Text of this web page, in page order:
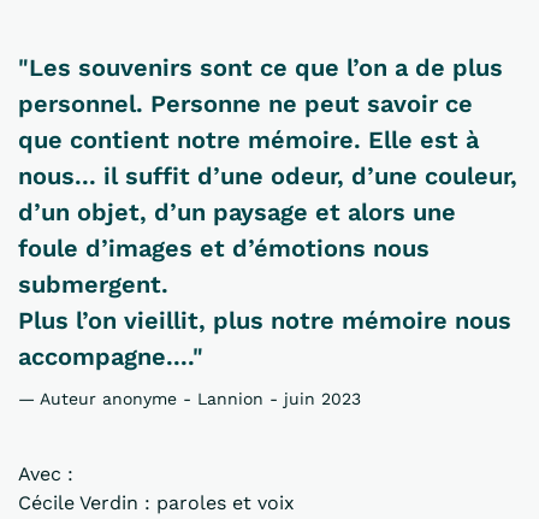
"Les souvenirs sont ce que l’on a de plus
personnel. Personne ne peut savoir ce
que contient notre mémoire. Elle est à
nous... il suffit d’une odeur, d’une couleur,
d’un objet, d’un paysage et alors une
foule d’images et d’émotions nous
submergent.
Plus l’on vieillit, plus notre mémoire nous
accompagne...."
Auteur anonyme - Lannion - juin 2023
Avec :
Cécile Verdin : paroles et voix